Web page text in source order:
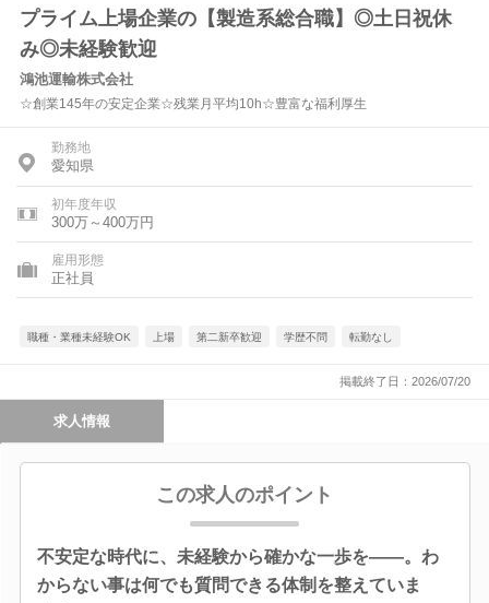
プライム上場企業の【製造系総合職】◎土日祝休
み◎未経験歓迎
鴻池運輸株式会社
☆創業145年の安定企業☆残業月平均10h☆豊富な福利厚生
勤務地
愛知県
初年度年収
300万～400万円
雇用形態
正社員
職種・業種未経験OK 上場 第二新卒歓迎 学歴不問 転勤なし
掲載終了日：2026/07/20
求人情報
この求人のポイント
不安定な時代に、未経験から確かな一歩を――。わ
からない事は何でも質問できる体制を整えていま